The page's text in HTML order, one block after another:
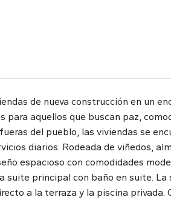
de nueva construcción en un
aquellos que buscan paz,
del pueblo, las viviendas se
diarios. Rodeada de viñedos,
espacioso con comodidades
principal con baño en suite.
a la terraza y la piscina